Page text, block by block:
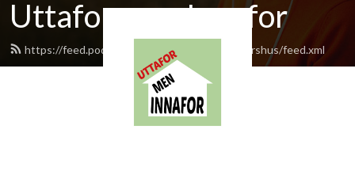
Uttafor men Innafor
https://feed.podbean.com/ParkinsonOsloAkershus/feed.xml